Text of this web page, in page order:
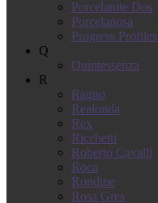
Porcelanite Dos
Porcelanosa
Progress Profiles
Q
Quintessenza
R
Ragno
Realonda
Rex
Ricchetti
Roberto Cavalli
Roca
Rondine
Rosa Gres